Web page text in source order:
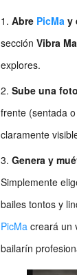
Abre PicMa y
secciónVibra
explores.
Sube una
frente (sentada
claramente
Genera y
Simplemente
bailes tontos y
PicMa creará un
bailarín